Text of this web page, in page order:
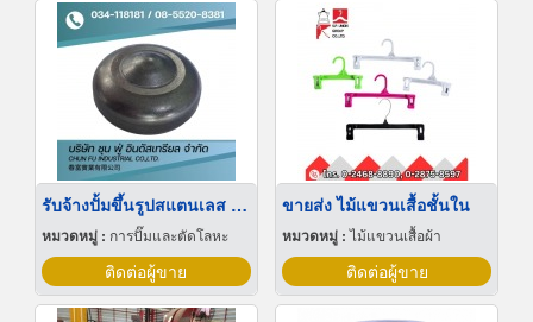
รับจ้างปั้มขึ้นรูปสแตนเลส ชลบุรี
หมวดหมู่ : การปั๊มและตัดโลหะ
ติดต่อผู้ขาย
ขายส่ง ไม้แขวนเสื้อชั้นใน
หมวดหมู่ :ไม้แขวนเสื้อผ้า
ติดต่อผู้ขาย